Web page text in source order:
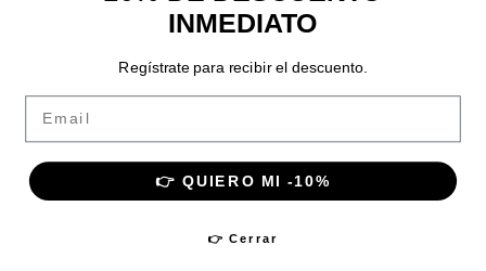
HORARIO
Lun — Vie: 10:00 — 18:00
PAGO SEGURO:
VISA PayPal BIZUM
TRANSFERENCIA
SSL Seguro
Fuenlabrada, Madrid. Especialistas en DTF Textil, DTF Flúor Neón,
INMEDIATO
Regístrate para recibir el descuento.
Email
👉 QUIERO MI -10%
👉 Cerrar